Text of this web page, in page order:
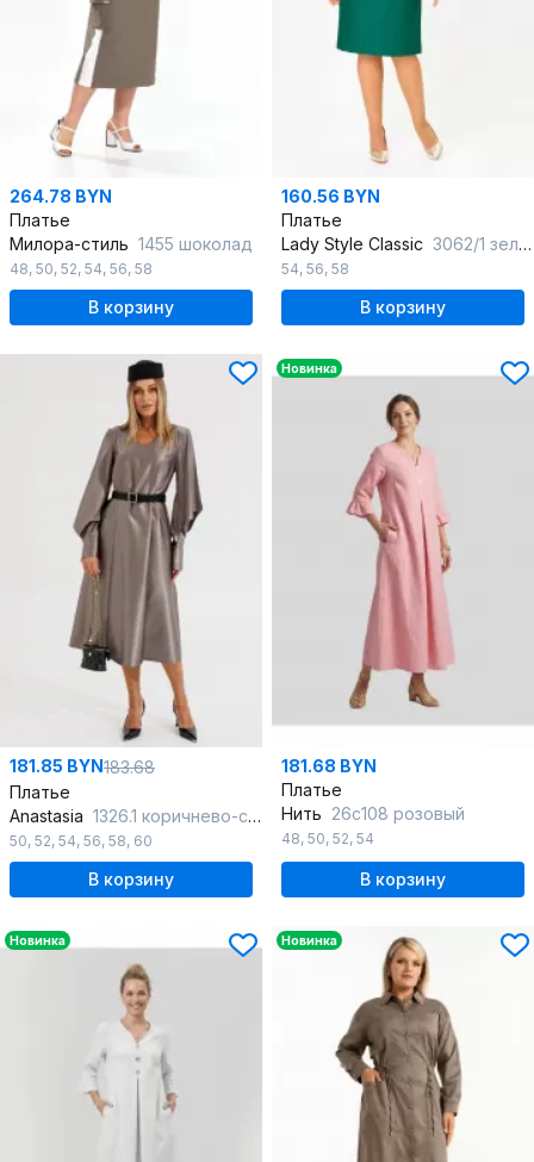
264.78 BYN
Платье
Милора-стиль 1455 шоколад
48, 50, 52, 54, 56, 58
В корзину
160.56 BYN
Платье
Lady Style Classic 3062/1 зеленый
54, 56, 58
В корзину
181.85 BYN183.68
Платье
Anastasia 1326.1 коричнево-серый
50, 52, 54, 56, 58, 60
В корзину
Новинка
181.68 BYN
Платье
Нить 26с108 розовый
48, 50, 52, 54
В корзину
Новинка Новинка